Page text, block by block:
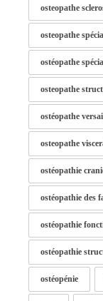
osteopathe
osteopathe
ostéopathe
osteopathe
ostéopathe
osteopathe
ostéopathie
ostéopathie des
ostéopathie
ostéopathie
ostéopénie